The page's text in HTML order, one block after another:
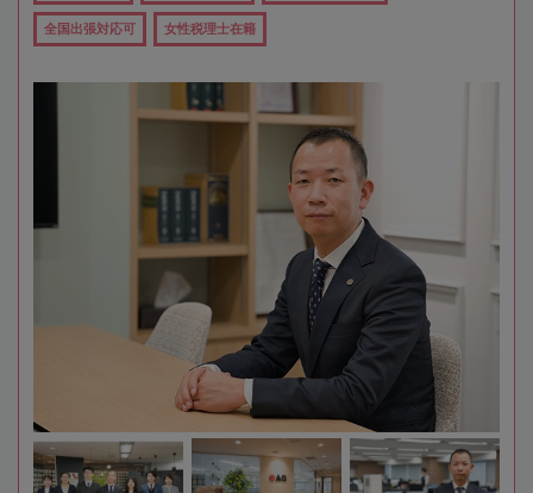
全国出張対応可 女性税理士在籍